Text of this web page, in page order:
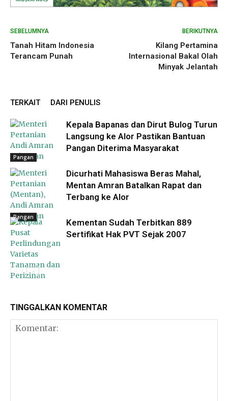
SEBELUMNYA
Tanah Hitam Indonesia
Terancam Punah
BERIKUTNYA
Kilang Pertamina
Internasional Bakal Olah
Minyak Jelantah
TERKAIT DARI PENULIS
Pangan
Kepala Bapanas dan Dirut Bulog Turun
Langsung ke Alor Pastikan Bantuan
Pangan Diterima Masyarakat
Pangan
Dicurhati Mahasiswa Beras Mahal,
Mentan Amran Batalkan Rapat dan
Terbang ke Alor
Kementan Sudah Terbitkan 889
Sertifikat Hak PVT Sejak 2007
TINGGALKAN KOMENTAR